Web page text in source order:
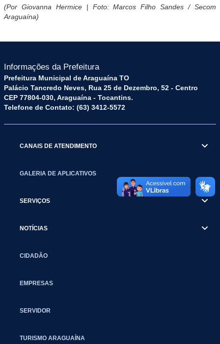
(Por Giovanna Hermice | Foto: Marcos Filho Sandes / Secom
Araguaína)
Informações da Prefeitura
Prefeitura Municipal de Araguaína TO
Palácio Tancredo Neves, Rua 25 de Dezembro, 52 - Centro
CEP 77804-030, Araguaína - Tocantins.
Telefone de Contato: (63) 3412-5572
CANAIS DE ATENDIMENTO
GALERIA DE APLICATIVOS
SERVIÇOS
NOTÍCIAS
CIDADÃO
EMPRESAS
SERVIDOR
TURISMO ARAGUAÍNA